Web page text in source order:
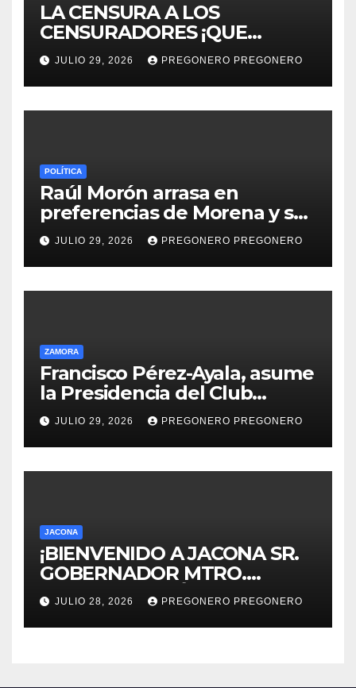
LA CENSURA A LOS
CENSURADORES ¡QUE
HORROR!
JULIO 29, 2026 PREGONERO PREGONERO
POLÍTICA
Raúl Morón arrasa en
preferencias de Morena y se
perfila hacia la gubernatura
de Michoacán en 2027
JULIO 29, 2026 PREGONERO PREGONERO
ZAMORA
Francisco Pérez-Ayala, asume
la Presidencia del Club
Rotario Zamora Industrial,
para el periodo 2026–2027
JULIO 29, 2026 PREGONERO PREGONERO
JACONA
¡BIENVENIDO A JACONA SR.
GOBERNADOR MTRO.
ALFREDO RAMÍREZ
BEDOLLA!
JULIO 28, 2026 PREGONERO PREGONERO